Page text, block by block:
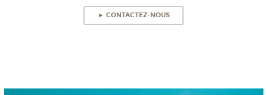
► CONTACTEZ-NOUS